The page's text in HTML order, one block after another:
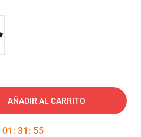
AÑADIR AL CARRITO
01 : 31 : 54